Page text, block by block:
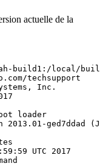
actuelle de la
build1:/local/build/
techsupport
Inc.
loader
2013.01-ged7ddad
UTC 2017